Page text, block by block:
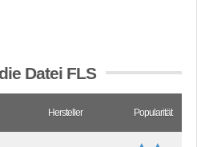
Datei FLS
Hersteller Popularität